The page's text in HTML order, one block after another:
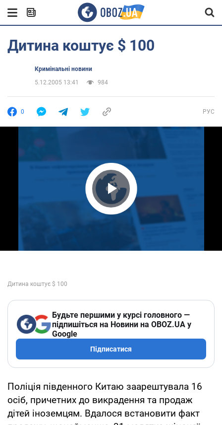
Дитина коштує $ 100
Кримінальні новини
5.12.2005 13:41
984
0 РУС
Play Video
Будьте першими у курсі головного —
підпишіться на Новини на OBOZ.UA у
Google
Підписатися
Поліція південного Китаю заарештувала 16
осіб, причетних до викрадення та продаж
дітей іноземцям. Вдалося встановити факт